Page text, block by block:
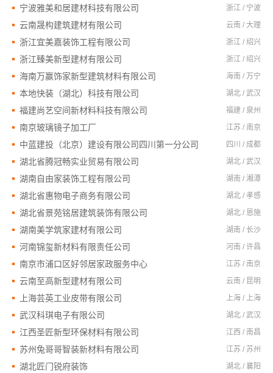
宁波雅美和居建材科技有限公司 浙江 / 宁波
云南晟构建筑建材有限公司 云南 / 大理
浙江宜美嘉装饰工程有限公司 浙江 / 绍兴
浙江臻美新型建材有限公司 浙江 / 绍兴
海南万赢饰家新型建筑材料有限公司 海南 / 万宁
本地快装（湖北）科技有限公司 湖北 / 武汉
福建尚艺空间新材料科技有限公司 福建 / 泉州
南京玻璃镜子加工厂 江苏 / 南京
中蓝建投（北京）建设有限公司四川第一分公司 四川 / 成都
湖北省腾冠畅实业贸易有限公司 湖北 / 武汉
湖南自由家装饰工程有限公司 湖南 / 湘潭
湖北省惠物电子商务有限公司 湖北 / 孝感
湖北省景苑铭居建筑装饰有限公司 湖北 / 恩施
湖南美学筑家建材有限公司 湖南 / 长沙
河南锦玺新材料有限责任公司 河南 / 许昌
南京市浦口区好邻居家政服务中心 江苏 / 南京
云南至高新型建材有限公司 云南 / 昆明
上海芸英工业皮带有限公司 上海 / 上海
武汉科琪电子有限公司 湖北 / 武汉
江西圣匠新型环保材料有限公司 江西 / 南昌
苏州兔哥哥智装新材料有限公司 江苏 / 苏州
湖北匠门锐府装饰 湖北 / 襄阳